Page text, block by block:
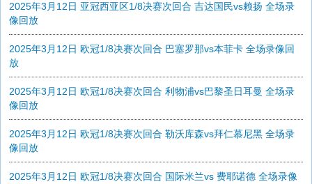
2025年3月12日 亚冠西亚区1/8决赛次回合 吉达国民vs赖扬 全场录
像回放
2025年3月12日 欧冠1/8决赛次回合 巴塞罗那vs本菲卡 全场录像回
放
2025年3月12日 欧冠1/8决赛次回合 利物浦vs巴黎圣日耳曼 全场录
像回放
2025年3月12日 欧冠1/8决赛次回合 勒沃库森vs拜仁慕尼黑 全场录
像回放
2025年3月12日 欧冠1/8决赛次回合 国际米兰vs 费耶诺德 全场录像